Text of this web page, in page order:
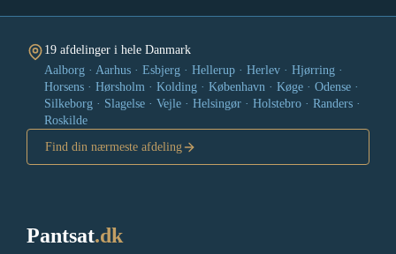
19 afdelinger i hele Danmark
Aalborg · Aarhus · Esbjerg · Hellerup · Herlev · Hjørring ·
Horsens · Hørsholm · Kolding · København · Køge · Odense ·
Silkeborg · Slagelse · Vejle · Helsingør · Holstebro · Randers ·
Roskilde
Find din nærmeste afdeling
Pantsat.dk